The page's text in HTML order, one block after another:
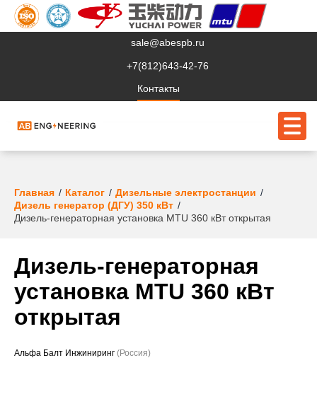
sale@abespb.ru
+7(812)643-42-76
Контакты
О компании
Клиентам
Сервис
Судовое ЭО
Главная Каталог
Дизельные электростанции
Дизель генератор (ДГУ) 350 кВт
Дизель-генераторная установка MTU 360 кВт открытая
Дизель-генераторная
установка MTU 360 кВт
открытая
Альфа Балт Инжиниринг (Россия)